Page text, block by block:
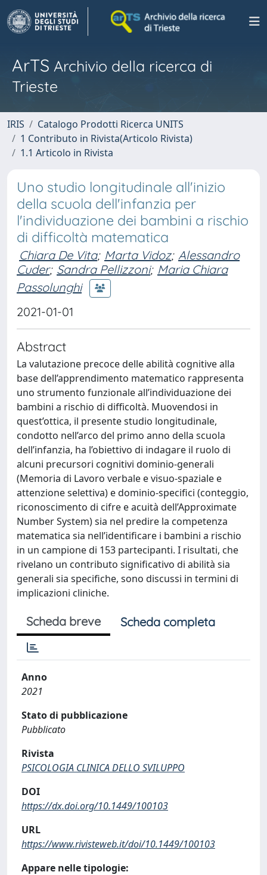
ArTS Archivio della ricerca di
Trieste
IRIS
Catalogo Prodotti Ricerca UNITS
1 Contributo in Rivista(Articolo Rivista)
1.1 Articolo in Rivista
Uno studio longitudinale all'inizio
della scuola dell'infanzia per
l'individuazione dei bambini a rischio
di difficoltà matematica
Chiara De Vita; Marta Vidoz; Alessandro
Cuder; Sandra Pellizzoni; Maria Chiara
Passolunghi
2021-01-01
Abstract
La valutazione precoce delle abilità cognitive alla
base dell’apprendimento matematico rappresenta
uno strumento funzionale all’individuazione dei
bambini a rischio di difficoltà. Muovendosi in
quest’ottica, il presente studio longitudinale,
condotto nell’arco del primo anno della scuola
dell’infanzia, ha l’obiettivo di indagare il ruolo di
alcuni precursori cognitivi dominio-generali
(Memoria di Lavoro verbale e visuo-spaziale e
attenzione selettiva) e dominio-specifici (conteggio,
riconoscimento di cifre e acuità dell’Approximate
Number System) sia nel predire la competenza
matematica sia nell’identificare i bambini a rischio
in un campione di 153 partecipanti. I risultati, che
rivelano un contributo significativo di abilità sia
generali sia specifiche, sono discussi in termini di
implicazioni cliniche.
Scheda breve Scheda completa
Anno
2021
Stato di pubblicazione
Pubblicato
Rivista
PSICOLOGIA CLINICA DELLO SVILUPPO
DOI
https://dx.doi.org/10.1449/100103
URL
https://www.rivisteweb.it/doi/10.1449/100103
Appare nelle tipologie: